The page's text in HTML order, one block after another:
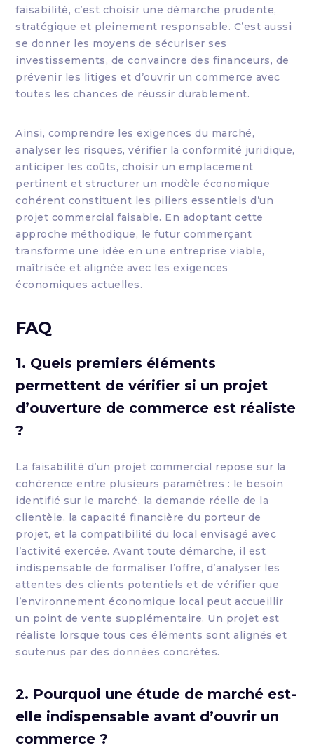
faisabilité, c’est choisir une démarche prudente,
stratégique et pleinement responsable. C’est aussi
se donner les moyens de sécuriser ses
investissements, de convaincre des financeurs, de
prévenir les litiges et d’ouvrir un commerce avec
toutes les chances de réussir durablement.
Ainsi, comprendre les exigences du marché,
analyser les risques, vérifier la conformité juridique,
anticiper les coûts, choisir un emplacement
pertinent et structurer un modèle économique
cohérent constituent les piliers essentiels d’un
projet commercial faisable. En adoptant cette
approche méthodique, le futur commerçant
transforme une idée en une entreprise viable,
maîtrisée et alignée avec les exigences
économiques actuelles.
FAQ
1. Quels premiers éléments
permettent de vérifier si un projet
d’ouverture de commerce est réaliste
?
La faisabilité d’un projet commercial repose sur la
cohérence entre plusieurs paramètres : le besoin
identifié sur le marché, la demande réelle de la
clientèle, la capacité financière du porteur de
projet, et la compatibilité du local envisagé avec
l’activité exercée. Avant toute démarche, il est
indispensable de formaliser l’offre, d’analyser les
attentes des clients potentiels et de vérifier que
l’environnement économique local peut accueillir
un point de vente supplémentaire. Un projet est
réaliste lorsque tous ces éléments sont alignés et
soutenus par des données concrètes.
2. Pourquoi une étude de marché est-
elle indispensable avant d’ouvrir un
commerce ?